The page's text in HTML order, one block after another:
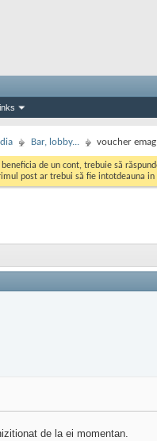
Bar, lobby... voucher emag
beneficia de un cont, trebuie să
post ar trebui să fie intotdeauna in
de la ei momentan.